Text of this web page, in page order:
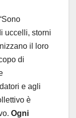
uccelli, storni
il loro
di
e agli
è
Ogni